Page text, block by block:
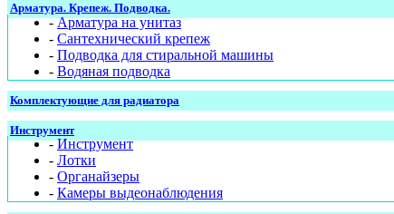
Арматура. Крепеж. Подводка.
-Арматура на унитаз
- Сантехнический крепеж
- Подводка для стиральной машины
- Водяная подводка
Комплектующие для радиатора
Инструмент
-Инструмент
- Лотки
- Органайзеры
- Камеры выдеонаблюдения